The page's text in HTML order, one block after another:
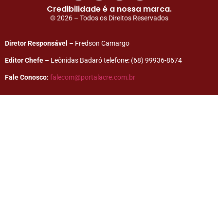
Credibilidade é a nossa marca.
© 2026 – Todos os Direitos Reservados
Diretor Responsável – Fredson Camargo
Editor Chefe – Leônidas Badaró telefone: (68) 99936-8674
Fale Conosco: falecom@portalacre.com.br